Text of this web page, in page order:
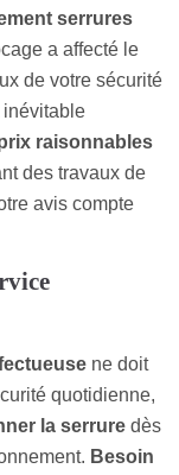
serrures
a affecté le
de votre sécurité
inévitable
raisonnables
des travaux de
avis compte
ne doit
quotidienne,
la serrure dès
Besoin